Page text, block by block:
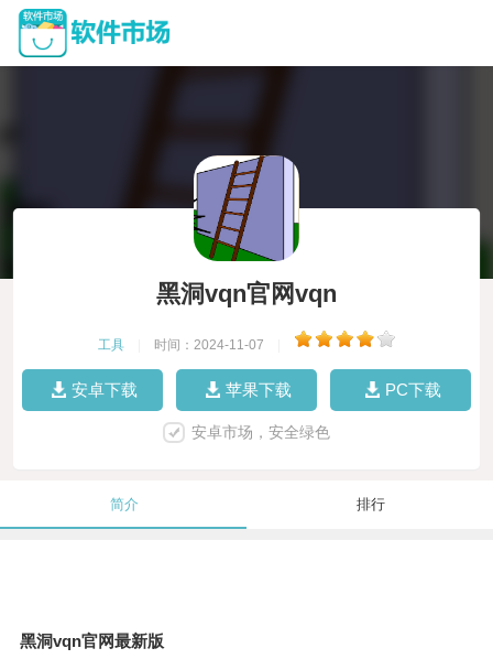
黑洞vqn官网vqn
工具 时间：2024-11-07
安卓下载 苹果下载 PC下载
安卓市场，安全绿色
简介 排行
黑洞vqn官网最新版